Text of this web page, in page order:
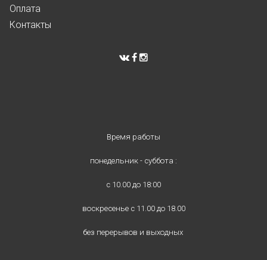
Оплата
Контакты
Время работы
понедельник - суббота :
с 10.00 до 18:00
воскресенье с 11.00 до 18.00
без перерывов и выходных